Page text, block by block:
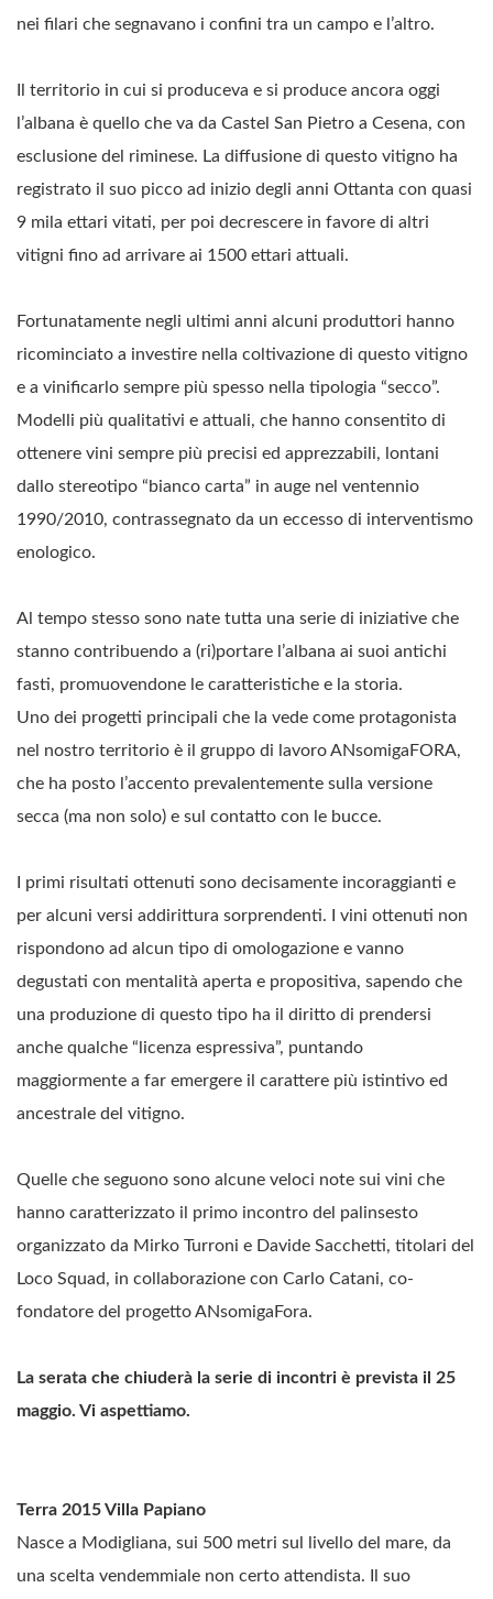
nei filari che segnavano i confini tra un campo e l’altro.
Il territorio in cui si produceva e si produce ancora oggi
l’albana è quello che va da Castel San Pietro a Cesena, con
esclusione del riminese. La diffusione di questo vitigno ha
registrato il suo picco ad inizio degli anni Ottanta con quasi
9 mila ettari vitati, per poi decrescere in favore di altri
vitigni fino ad arrivare ai 1500 ettari attuali.
Fortunatamente negli ultimi anni alcuni produttori hanno
ricominciato a investire nella coltivazione di questo vitigno
e a vinificarlo sempre più spesso nella tipologia “secco”.
Modelli più qualitativi e attuali, che hanno consentito di
ottenere vini sempre più precisi ed apprezzabili, lontani
dallo stereotipo “bianco carta” in auge nel ventennio
1990/2010, contrassegnato da un eccesso di interventismo
enologico.
Al tempo stesso sono nate tutta una serie di iniziative che
stanno contribuendo a (ri)portare l’albana ai suoi antichi
fasti, promuovendone le caratteristiche e la storia.
Uno dei progetti principali che la vede come protagonista
nel nostro territorio è il gruppo di lavoro ANsomigaFORA,
che ha posto l’accento prevalentemente sulla versione
secca (ma non solo) e sul contatto con le bucce.
I primi risultati ottenuti sono decisamente incoraggianti e
per alcuni versi addirittura sorprendenti. I vini ottenuti non
rispondono ad alcun tipo di omologazione e vanno
degustati con mentalità aperta e propositiva, sapendo che
una produzione di questo tipo ha il diritto di prendersi
anche qualche “licenza espressiva”, puntando
maggiormente a far emergere il carattere più istintivo ed
ancestrale del vitigno.
Quelle che seguono sono alcune veloci note sui vini che
hanno caratterizzato il primo incontro del palinsesto
organizzato da Mirko Turroni e Davide Sacchetti, titolari del
Loco Squad, in collaborazione con Carlo Catani, co-
fondatore del progetto ANsomigaFora.
La serata che chiuderà la serie di incontri è prevista il 25
maggio. Vi aspettiamo.
Terra 2015 Villa Papiano
Nasce a Modigliana, sui 500 metri sul livello del mare, da
una scelta vendemmiale non certo attendista. Il suo